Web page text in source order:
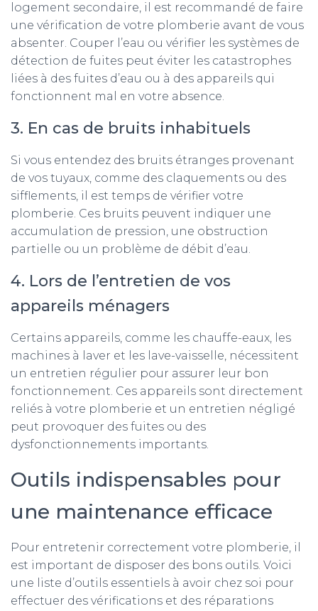
logement secondaire, il est recommandé de faire
une vérification de votre plomberie avant de vous
absenter. Couper l’eau ou vérifier les systèmes de
détection de fuites peut éviter les catastrophes
liées à des fuites d’eau ou à des appareils qui
fonctionnent mal en votre absence.
3. En cas de bruits inhabituels
Si vous entendez des bruits étranges provenant
de vos tuyaux, comme des claquements ou des
sifflements, il est temps de vérifier votre
plomberie. Ces bruits peuvent indiquer une
accumulation de pression, une obstruction
partielle ou un problème de débit d’eau.
4. Lors de l’entretien de vos
appareils ménagers
Certains appareils, comme les chauffe-eaux, les
machines à laver et les lave-vaisselle, nécessitent
un entretien régulier pour assurer leur bon
fonctionnement. Ces appareils sont directement
reliés à votre plomberie et un entretien négligé
peut provoquer des fuites ou des
dysfonctionnements importants.
Outils indispensables pour
une maintenance efficace
Pour entretenir correctement votre plomberie, il
est important de disposer des bons outils. Voici
une liste d’outils essentiels à avoir chez soi pour
effectuer des vérifications et des réparations